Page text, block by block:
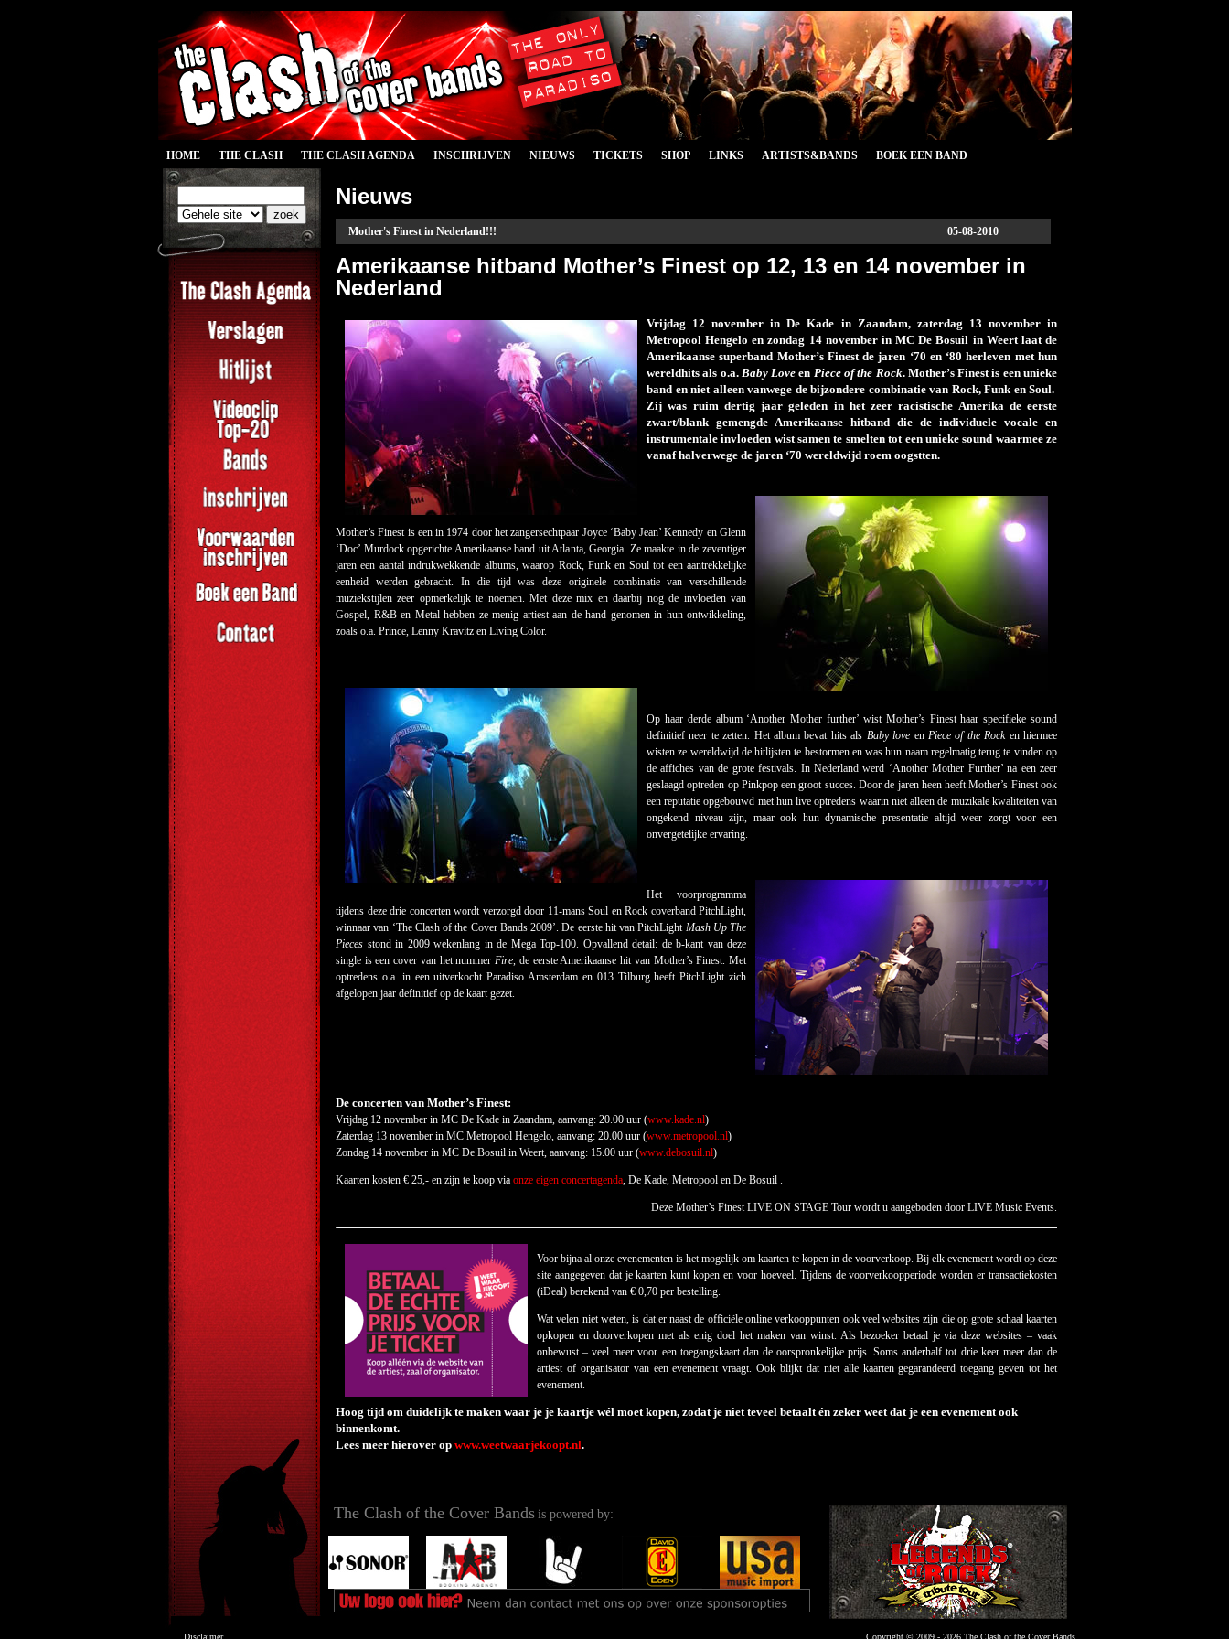
HOME THE CLASH THE CLASH AGENDA INSCHRIJVEN NIEUWS TICKETS SHOP LINKS ARTISTS&BANDS BOEK EEN BAND
Nieuws
Mother's Finest in Nederland!!! 05-08-2010
Amerikaanse hitband Mother’s Finest op 12, 13 en 14 november in
Nederland
Vrijdag 12 november in De Kade in Zaandam, zaterdag 13 november in
Metropool Hengelo en zondag 14 november in MC De Bosuil in Weert laat de
Amerikaanse superband Mother’s Finest de jaren ‘70 en ‘80 herleven met hun
wereldhits als o.a. Baby Love en Piece of the Rock. Mother’s Finest is een unieke
band en niet alleen vanwege de bijzondere combinatie van Rock, Funk en Soul.
Zij was ruim dertig jaar geleden in het zeer racistische Amerika de eerste
zwart/blank gemengde Amerikaanse hitband die de individuele vocale en
instrumentale invloeden wist samen te smelten tot een unieke sound waarmee ze
vanaf halverwege de jaren ‘70 wereldwijd roem oogstten.
Mother’s Finest is een in 1974 door het zangersechtpaar Joyce ‘Baby Jean’ Kennedy en Glenn
‘Doc’ Murdock opgerichte Amerikaanse band uit Atlanta, Georgia. Ze maakte in de zeventiger
jaren een aantal indrukwekkende albums, waarop Rock, Funk en Soul tot een aantrekkelijke
eenheid werden gebracht. In die tijd was deze originele combinatie van verschillende
muziekstijlen zeer opmerkelijk te noemen. Met deze mix en daarbij nog de invloeden van
Gospel, R&B en Metal hebben ze menig artiest aan de hand genomen in hun ontwikkeling,
zoals o.a. Prince, Lenny Kravitz en Living Color.
Op haar derde album ‘Another Mother further’ wist Mother’s Finest haar specifieke sound
definitief neer te zetten. Het album bevat hits als Baby love en Piece of the Rocken hiermee
wisten ze wereldwijd de hitlijsten te bestormen en was hun naam regelmatig terug te vinden op
de affiches van de grote festivals. In Nederland werd ‘Another Mother Further’ na een zeer
geslaagd optreden op Pinkpop een groot succes. Door de jaren heen heeft Mother’s Finest ook
een reputatie opgebouwd met hun live optredens waarin niet alleen de muzikale kwaliteiten van
ongekend niveau zijn, maar ook hun dynamische presentatie altijd weer zorgt voor een
onvergetelijke ervaring.
Het voorprogramma
tijdens deze drie concerten wordt verzorgd door 11-mans Soul en Rock coverband PitchLight,
winnaar van ‘The Clash of the Cover Bands 2009’. De eerste hit van PitchLight Mash Up The
Pieces stond in 2009 wekenlang in de Mega Top-100. Opvallend detail: de b-kant van deze
single is een cover van het nummerFire, de eerste Amerikaanse hit van Mother’s Finest. Met
optredens o.a. in een uitverkocht Paradiso Amsterdam en 013 Tilburg heeft PitchLight zich
afgelopen jaar definitief op de kaart gezet.
De concerten van Mother’s Finest:
Vrijdag 12 november in MC De Kade in Zaandam, aanvang: 20.00 uur (www.kade.nl)
Zaterdag 13 november in MC Metropool Hengelo, aanvang: 20.00 uur (www.metropool.nl)
Zondag 14 november in MC De Bosuil in Weert, aanvang: 15.00 uur (www.debosuil.nl)
Kaarten kosten € 25,- en zijn te koop via onze eigen concertagenda, De Kade, Metropool en De Bosuil .
Deze Mother’s Finest LIVE ON STAGE Tour wordt u aangeboden door LIVE Music Events.
Voor bijna al onze evenementen is het mogelijk om kaarten te kopen in de voorverkoop. Bij elk evenement wordt op deze
site aangegeven dat je kaarten kunt kopen en voor hoeveel. Tijdens de voorverkoopperiode worden er transactiekosten
(iDeal) berekend van € 0,70 per bestelling.
Wat velen niet weten, is dat er naast de officiële online verkooppunten ook veel websites zijn die op grote schaal kaarten
opkopen en doorverkopen met als enig doel het maken van winst. Als bezoeker betaal je via deze websites – vaak
onbewust – veel meer voor een toegangskaart dan de oorspronkelijke prijs. Soms anderhalf tot drie keer meer dan de
artiest of organisator van een evenement vraagt. Ook blijkt dat niet alle kaarten gegarandeerd toegang geven tot het
evenement.
Hoog tijd om duidelijk te maken waar je je kaartje wél moet kopen, zodat je niet teveel betaalt én zeker weet dat je een evenement ook
binnenkomt.
Lees meer hierover op www.weetwaarjekoopt.nl.
The Clash of the Cover Bands is powered by:
Disclaimer Copyright © 2009 - 2026 The Clash of the Cover Bands